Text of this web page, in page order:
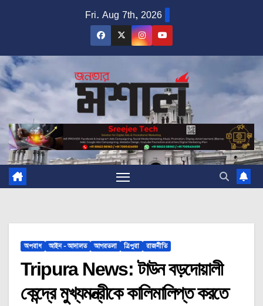
Fri. Aug 7th, 2026
অপরাধ আইন - আদালত আগরতলা ত্রিপুরা রাজনীতি
Tripura News: টাউন বড়দোয়ালী
কেন্দ্রে মুখ্যমন্ত্রীকে কালিমালিপ্ত করতে